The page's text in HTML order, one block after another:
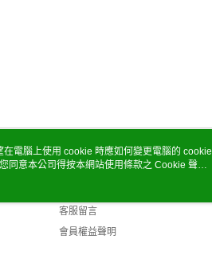
客服資訊
客服留言
會員權益聲明
電腦上使用 cookie 時應如何變更電腦的 cookie
同意本公司得按本網站使用條款之 Cookie 聲明